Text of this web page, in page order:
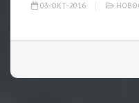
03-ОКТ-2016